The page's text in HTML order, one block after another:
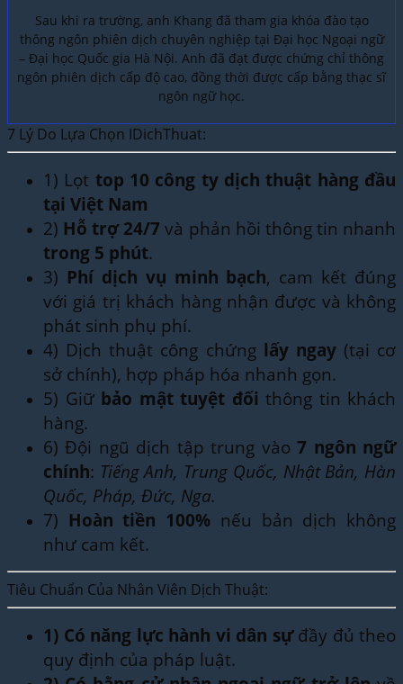
Sau khi ra trường, anh Khang đã tham gia khóa đào tạo
thông ngôn phiên dịch chuyên nghiệp tại Đại học Ngoại ngữ
– Đại học Quốc gia Hà Nội. Anh đã đạt được chứng chỉ thông
ngôn phiên dịch cấp độ cao, đồng thời được cấp bằng thạc sĩ
ngôn ngữ học.
7 Lý Do Lựa Chọn IDichThuat:
1) Lọt top 10 công ty dịch thuật hàng đầu
tại Việt Nam
2) Hỗ trợ 24/7 và phản hồi thông tin nhanh
trong 5 phút.
3) Phí dịch vụ minh bạch, cam kết đúng
với giá trị khách hàng nhận được và không
phát sinh phụ phí.
4) Dịch thuật công chứng lấy ngay(tại cơ
sở chính), hợp pháp hóa nhanh gọn.
5) Giữ bảo mật tuyệt đối thông tin khách
hàng.
6) Đội ngũ dịch tập trung vào7 ngôn ngữ
chính: Tiếng Anh, Trung Quốc, Nhật Bản, Hàn
Quốc, Pháp, Đức, Nga.
7) Hoàn tiền 100% nếu bản dịch không
như cam kết.
Tiêu Chuẩn Của Nhân Viên Dịch Thuật:
1) Có năng lực hành vi dân sựđầy đủ theo
quy định của pháp luật.